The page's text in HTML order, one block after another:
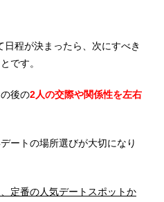
程が決まったら、次にすべき
です。
後の2人の交際や関係性を左右
ートの場所選びが大切になり
定番の人気デートスポットか